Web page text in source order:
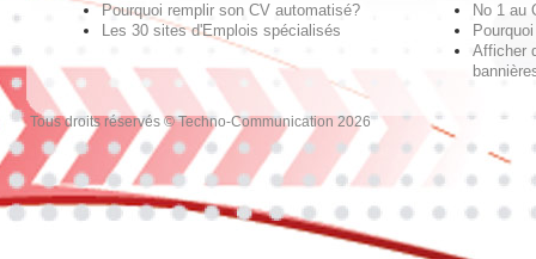
Pourquoi remplir son CV automatisé?
Les 30 sites d'Emplois spécialisés
No 1 au
Afficher
Tous droits réservés © Techno-Communication 2026